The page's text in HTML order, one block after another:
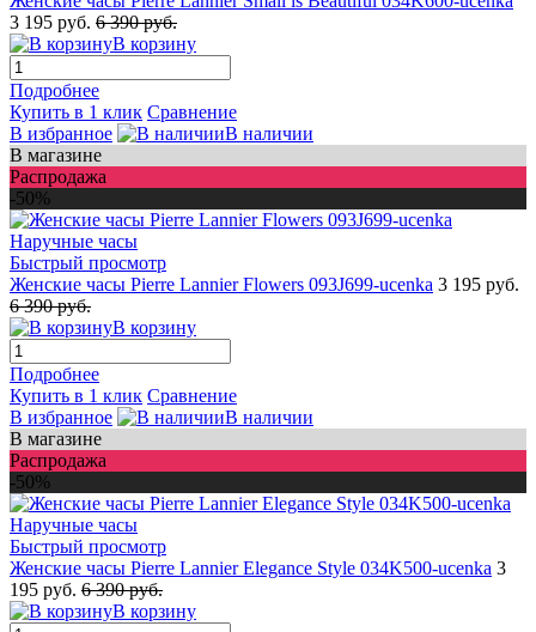
3 195 руб. 6 390 руб.
В корзину
Подробнее
Купить в 1 клик Сравнение
В избранное
В наличии
В магазине
Распродажа
-50%
Быстрый просмотр
Женские часы Pierre Lannier Flowers 093J699-ucenka 3 195 руб.
6 390 руб.
В корзину
Подробнее
Купить в 1 клик Сравнение
В избранное
В наличии
В магазине
Распродажа
-50%
Быстрый просмотр
Женские часы Pierre Lannier Elegance Style 034K500-ucenka 3
195 руб. 6 390 руб.
В корзину